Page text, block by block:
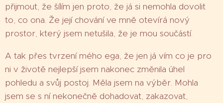
přijmout, že šílím jen proto, že já si nemohla dovolit
to, co ona. Že její chování ve mně otevírá nový
prostor, který jsem netušila, že je mou součástí.
A tak přes tvrzení mého ega, že jen já vím co je pro
ni v životě nejlepší jsem nakonec změnila úhel
pohledu a svůj postoj. Měla jsem na výběr. Mohla
jsem se s ní nekonečně dohadovat, zakazovat,